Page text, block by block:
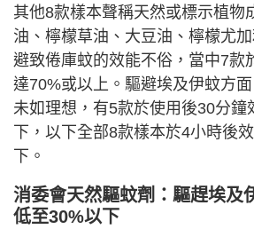
其他8款樣本聲稱天然或標示植物
油、檸檬草油、大豆油、檸檬尤
避致倦庫蚊的效能不俗，當中7款
達70%或以上。驅避埃及伊蚊方
未如理想，有5款於使用後30分鐘
下，以下全部8款樣本於4小時後
下。
消委會天然驅蚊劑：驅趕埃及
低至30%以下